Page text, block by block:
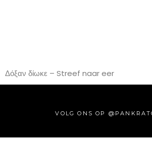
Δόξαν δίωκε – Streef naar eer
VOLG ONS OP